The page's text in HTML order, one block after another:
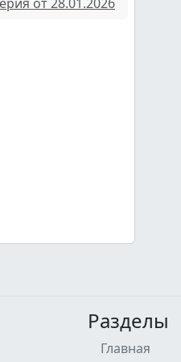
Разделы
Главная